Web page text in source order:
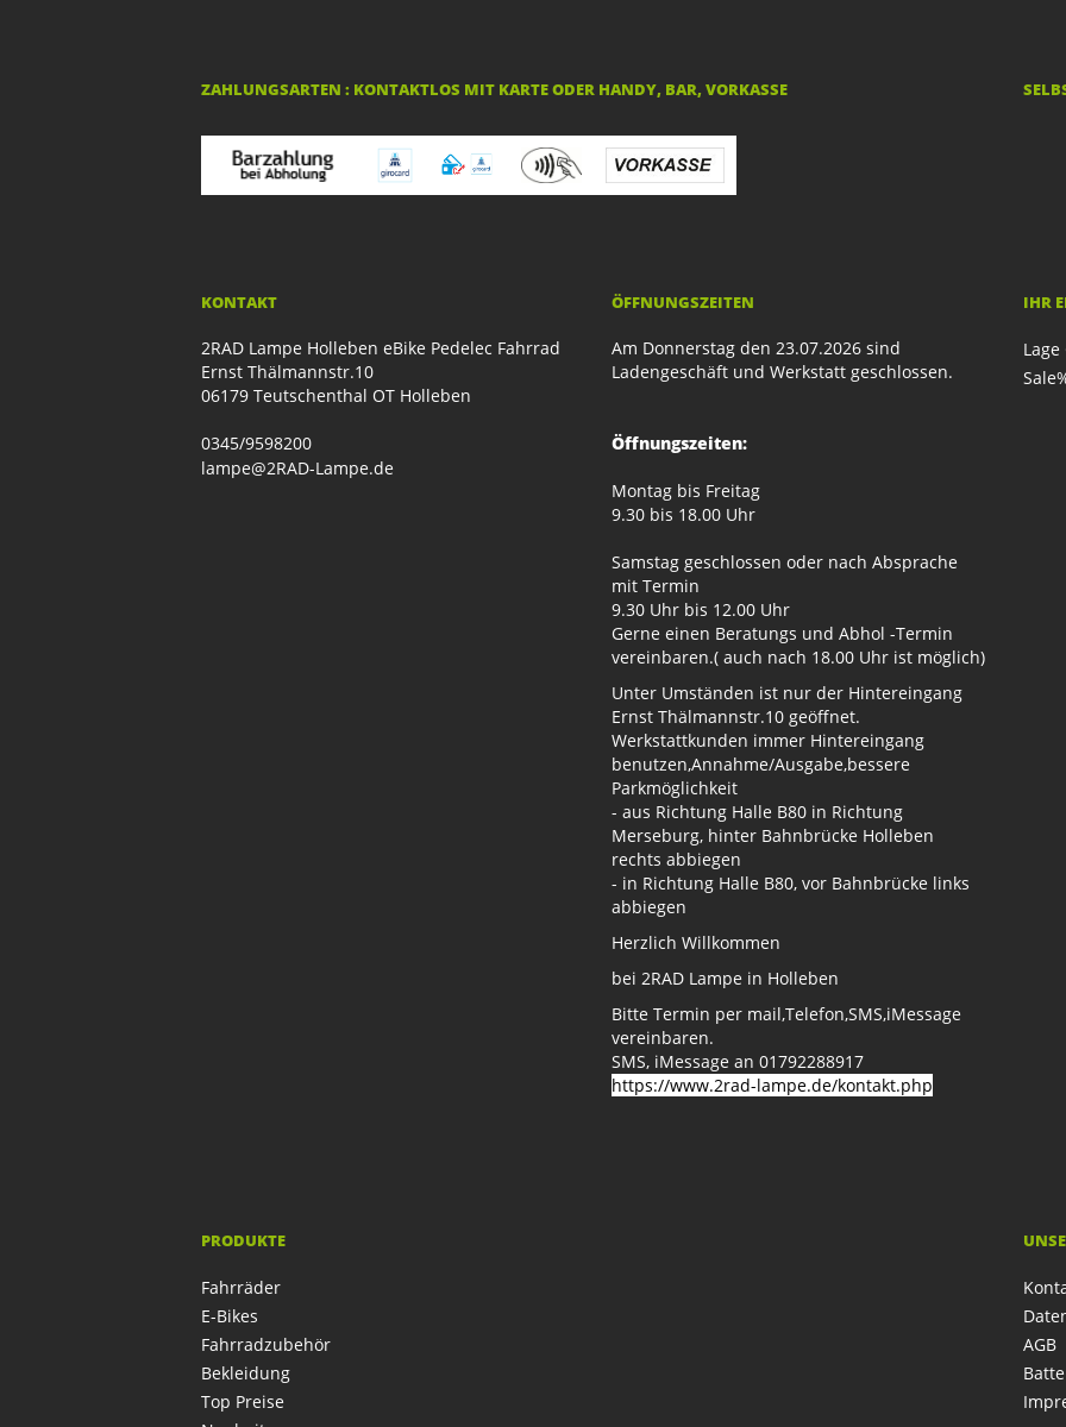
ZAHLUNGSARTEN : KONTAKTLOS MIT KARTE ODER HANDY, BAR, VORKASSE
KONTAKT
2RAD Lampe Holleben eBike Pedelec Fahrrad
Ernst Thälmannstr.10
06179 Teutschenthal OT Holleben
0345/9598200
lampe@2RAD-Lampe.de
ÖFFNUNGSZEITEN
Am Donnerstag den 23.07.2026 sind
Ladengeschäft und Werkstatt geschlossen.
Öffnungszeiten:
Montag bis Freitag
9.30 bis 18.00 Uhr
Samstag geschlossen oder nach Absprache
mit Termin
9.30 Uhr bis 12.00 Uhr
Gerne einen Beratungs und Abhol -Termin
vereinbaren.( auch nach 18.00 Uhr ist möglich)
Unter Umständen ist nur der Hintereingang
Ernst Thälmannstr.10 geöffnet.
Werkstattkunden immer Hintereingang
benutzen,Annahme/Ausgabe,bessere
Parkmöglichkeit
- aus Richtung Halle B80 in Richtung
Merseburg, hinter Bahnbrücke Holleben
rechts abbiegen
- in Richtung Halle B80, vor Bahnbrücke links
abbiegen
Herzlich Willkommen
bei 2RAD Lampe in Holleben
Bitte Termin per mail,Telefon,SMS,iMessage
vereinbaren.
SMS, iMessage an 01792288917
https://www.2rad-lampe.de/kontakt.php
IHR
PRODUKTE
Fahrräder
E-Bikes
Fahrradzubehör
Bekleidung
Top Preise
AGB